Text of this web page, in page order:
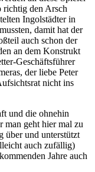
richtig den Arsch
Ingolstädter in
damit hat der
auch schon der
an dem Konstrukt
Geschäftsführer
der liebe Peter
nicht ins
und die ohnehin
man geht hier mal zu
über und unterstützt
auch zufällig)
Jahre auch